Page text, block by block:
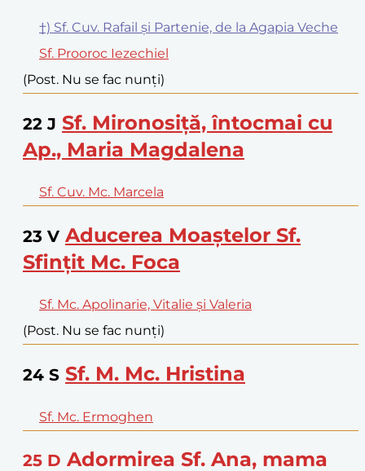
†) Sf. Cuv. Rafail și Partenie, de la Agapia Veche
Sf. Prooroc Iezechiel
(Post. Nu se fac nunți)
22 J Sf. Mironosiță, întocmai cu
Ap., Maria Magdalena
Sf. Cuv. Mc. Marcela
23 V Aducerea Moaștelor Sf.
Sfințit Mc. Foca
Sf. Mc. Apolinarie, Vitalie și Valeria
(Post. Nu se fac nunți)
24 S Sf. M. Mc. Hristina
Sf. Mc. Ermoghen
25 D Adormirea Sf. Ana, mama